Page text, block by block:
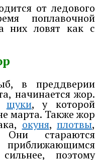
от ледового
поплавочной
них ловят как с
в преддверии
начинается жор.
щуки, у которой
марта. Также жор
окуня,плотвы,
стараются
поэтому